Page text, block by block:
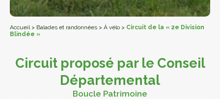
Accueil> Balades et randonnées > À vélo > Circuit de la « 2e Division
Blindée »
Circuit proposé par le Conseil
Départemental
Boucle Patrimoine